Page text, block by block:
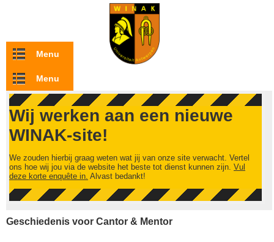
Overslaan en naar de inhoud gaan
Menu
Menu
Wij werken aan een nieuwe
WINAK-site!
We zouden hierbij graag weten wat jij van onze site verwacht. Vertel
ons hoe wij jou via de website het beste tot dienst kunnen zijn. Vul
deze korte enquête in. Alvast bedankt!
Geschiedenis voor Cantor & Mentor